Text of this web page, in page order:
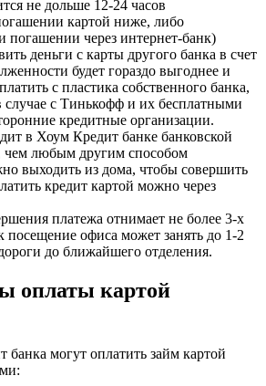
не дольше 12-24 часов
картой ниже, либо
погашении через интернет-банк)
деньги с карты другого банка в счет
будет гораздо выгоднее и
с пластика собственного банка,
случае с Тинькофф и их бесплатными
кредитные организации.
в Хоум Кредит банке банковской
чем любым другим способом
выходить из дома, чтобы совершить
кредит картой можно через
платежа отнимает не более 3-х
посещение офиса может занять до 1-2
до ближайшего отделения.
оплаты картой
могут оплатить займ картой